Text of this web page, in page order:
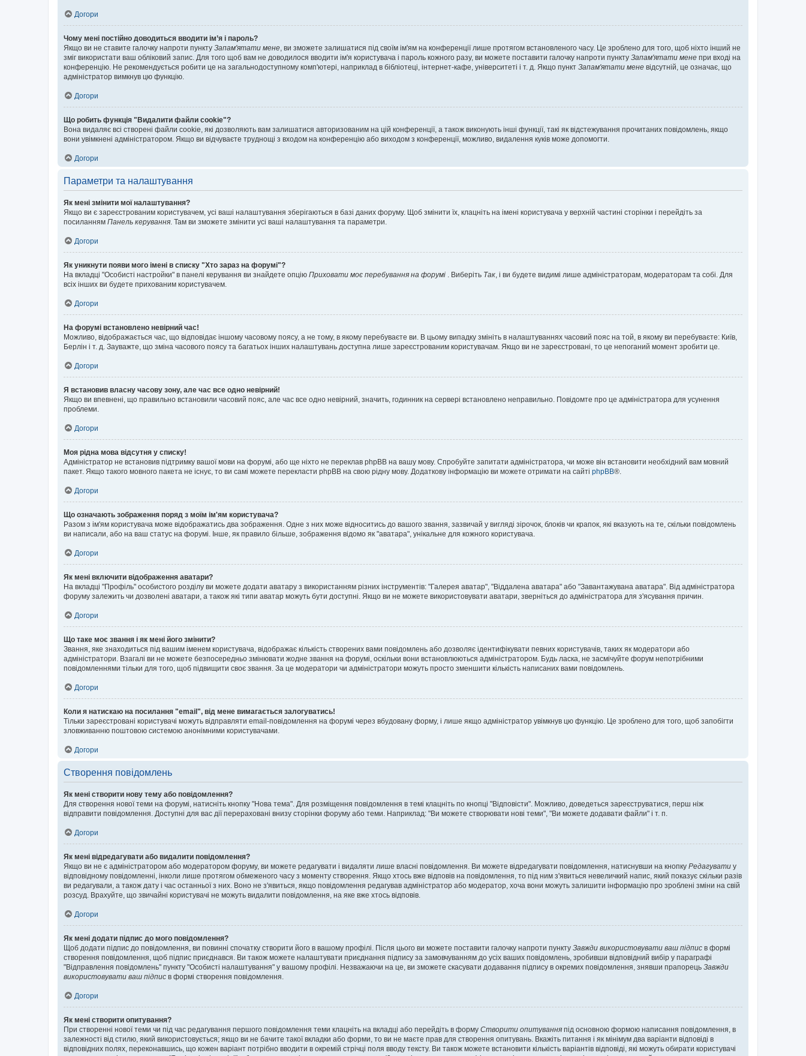
Догори
Чому мені постійно доводиться вводити ім’я і пароль?
Якщо ви не ставите галочку напроти пункту Запам'ятати мене , ви зможете залишатися під своїм ім'ям на конференції лише протягом встановленого часу. Це зроблено для того, щоб ніхто інший не
зміг використати ваш обліковий запис. Для того щоб вам не доводилося вводити ім'я користувача і пароль кожного разу, ви можете поставити галочку напроти пункту Запам'ятати мене при вході на
конференцію. Не рекомендується робити це на загальнодоступному комп'ютері, наприклад в бібліотеці, інтернет-кафе, університеті і т. д. Якщо пункт Запам'ятати мене відсутній, це означає, що
адміністратор вимкнув цю функцію.
Догори
Що робить функція "Видалити файли cookie"?
Вона видаляє всі створені файли cookie, які дозволяють вам залишатися авторизованим на цій конференції, а також виконують інші функції, такі як відстежування прочитаних повідомлень, якщо
вони увімкнені адміністратором. Якщо ви відчуваєте труднощі з входом на конференцію або виходом з конференції, можливо, видалення куків може допомогти.
Догори
Параметри та налаштування
Як мені змінити мої налаштування?
Якщо ви є зареєстрованим користувачем, усі ваші налаштування зберігаються в базі даних форуму. Щоб змінити їх, клацніть на імені користувача у верхній частині сторінки і перейдіть за
посиланням Панель керування . Там ви зможете змінити усі ваші налаштування та параметри.
Догори
Як уникнути появи мого імені в списку "Хто зараз на форумі"?
На вкладці "Особисті настройки" в панелі керування ви знайдете опцію Приховати моє перебування на форумі . Виберіть Так , і ви будете видимі лише адміністраторам, модераторам та собі. Для
всіх інших ви будете прихованим користувачем.
Догори
На форумі встановлено невірний час!
Можливо, відображається час, що відповідає іншому часовому поясу, а не тому, в якому перебуваєте ви. В цьому випадку змініть в налаштуваннях часовий пояс на той, в якому ви перебуваєте: Київ,
Берлін і т. д. Зауважте, що зміна часового поясу та багатьох інших налаштувань доступна лише зареєстрованим користувачам. Якщо ви не зареєстровані, то це непоганий момент зробити це.
Догори
Я встановив власну часову зону, але час все одно невірний!
Якщо ви впевнені, що правильно встановили часовий пояс, але час все одно невірний, значить, годинник на сервері встановлено неправильно. Повідомте про це адміністратора для усунення
проблеми.
Догори
Моя рідна мова відсутня у списку!
Адміністратор не встановив підтримку вашої мови на форумі, або ще ніхто не переклав phpBB на вашу мову. Спробуйте запитати адміністратора, чи може він встановити необхідний вам мовний
пакет. Якщо такого мовного пакета не існує, то ви самі можете перекласти phpBB на свою рідну мову. Додаткову інформацію ви можете отримати на сайті phpBB®.
Догори
Що означають зображення поряд з моїм ім'ям користувача?
Разом з ім'ям користувача може відображатись два зображення. Одне з них може відноситись до вашого звання, зазвичай у вигляді зірочок, блоків чи крапок, які вказують на те, скільки повідомлень
ви написали, або на ваш статус на форумі. Інше, як правило більше, зображення відомо як "аватара", унікальне для кожного користувача.
Догори
Як мені включити відображення аватари?
На вкладці "Профіль" особистого розділу ви можете додати аватару з використанням різних інструментів: "Галерея аватар", "Віддалена аватара" або "Завантажувана аватара". Від адміністратора
форуму залежить чи дозволені аватари, а також які типи аватар можуть бути доступні. Якщо ви не можете використовувати аватари, зверніться до адміністратора для з'ясування причин.
Догори
Що таке моє звання і як мені його змінити?
Звання, яке знаходиться під вашим іменем користувача, відображає кількість створених вами повідомлень або дозволяє ідентифікувати певних користувачів, таких як модератори або
адміністратори. Взагалі ви не можете безпосередньо змінювати жодне звання на форумі, оскільки вони встановлюються адміністратором. Будь ласка, не засмічуйте форум непотрібними
повідомленнями тільки для того, щоб підвищити своє звання. За це модератори чи адміністратори можуть просто зменшити кількість написаних вами повідомлень.
Догори
Коли я натискаю на посилання "email", від мене вимагається залогуватись!
Тільки зареєстровані користувачі можуть відправляти email-повідомлення на форумі через вбудовану форму, і лише якщо адміністратор увімкнув цю функцію. Це зроблено для того, щоб запобігти
зловживанню поштовою системою анонімними користувачами.
Догори
Створення повідомлень
Як мені створити нову тему або повідомлення?
Для створення нової теми на форумі, натисніть кнопку "Нова тема". Для розміщення повідомлення в темі клацніть по кнопці "Відповісти". Можливо, доведеться зареєструватися, перш ніж
відправити повідомлення. Доступні для вас дії перераховані внизу сторінки форуму або теми. Наприклад: "Ви можете створювати нові теми", "Ви можете додавати файли" і т. п.
Догори
Як мені відредагувати або видалити повідомлення?
Якщо ви не є адміністратором або модератором форуму, ви можете редагувати і видаляти лише власні повідомлення. Ви можете відредагувати повідомлення, натиснувши на кнопку Редагувати у
відповідному повідомленні, інколи лише протягом обмеженого часу з моменту створення. Якщо хтось вже відповів на повідомлення, то під ним з'явиться невеличкий напис, який показує скільки разів
ви редагували, а також дату і час останньої з них. Воно не з'явиться, якщо повідомлення редагував адміністратор або модератор, хоча вони можуть залишити інформацію про зроблені зміни на свій
розсуд. Врахуйте, що звичайні користувачі не можуть видалити повідомлення, на яке вже хтось відповів.
Догори
Як мені додати підпис до мого повідомлення?
Щоб додати підпис до повідомлення, ви повинні спочатку створити його в вашому профілі. Після цього ви можете поставити галочку напроти пункту Завжди використовувати ваш підпис в формі
створення повідомлення, щоб підпис приєднався. Ви також можете налаштувати приєднання підпису за замовчуванням до усіх ваших повідомлень, зробивши відповідний вибір у параграфі
"Відправлення повідомлень" пункту "Особисті налаштування" у вашому профілі. Незважаючи на це, ви зможете скасувати додавання підпису в окремих повідомлення, знявши прапорець Завжди
використовувати ваш підпис в формі створення повідомлення.
Догори
Як мені створити опитування?
При створенні нової теми чи під час редагування першого повідомлення теми клацніть на вкладці або перейдіть в форму Створити опитування під основною формою написання повідомлення, в
залежності від стилю, який використовується; якщо ви не бачите такої вкладки або форми, то ви не маєте прав для створення опитувань. Вкажіть питання і як мінімум два варіанти відповіді в
відповідних полях, переконавшись, що кожен варіант потрібно вводити в окремій стрічці поля вводу тексту. Ви також можете встановити кількість варіантів відповіді, які можуть обирати користувачі